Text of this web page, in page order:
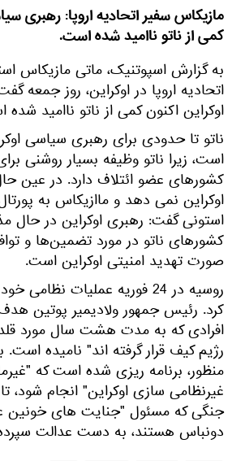
مازیکاس سفیر اتحادیه اروپا: رهبری
کمی از ناتو ناامید شده است.
به گزارش اسپوتنیک، ماتی مازیکاس
اتحادیه اروپا در اوکراین، روز جمعه
اوکراین اکنون کمی از ناتو ناامید
ناتو تا حدودی برای رهبری سیاسی
است، زیرا ناتو وظیفه بسیار روشنی
کشورهای عضو ائتلاف دارد. در عین
استونی گفت: رهبری اوکراین در حال
کشورهای ناتو در مورد تضمین‌ها و
صورت تهدید امنیتی اوکراین است.
روسیه در 24 فوریه عملیات
کرد. رئیس جمهور ولادیمیر پوتین
افرادی که به مدت هشت سال مورد
رژیم کیف قرار گرفته اند" نامیده
منظور، برنامه ریزی شده است که
غیرنظامی سازی اوکراین" انجام شود،
جنگی که مسئول "جنایت های خونین
دونباس هستند، به دست عدالت